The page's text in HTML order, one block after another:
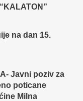
na dan 15.
Javni poziv za
poticane
Milna